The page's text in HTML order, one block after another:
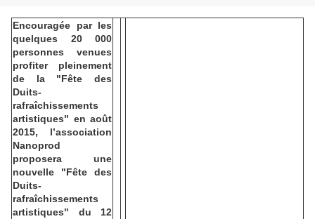
Encouragée par les
quelques 20 000
personnes venues
profiter pleinement
de la "Fête des
Duits-
rafraîchissements
artistiques" en août
2015, l’association
Nanoprod
proposera une
nouvelle "Fête des
Duits-
rafraîchissements
artistiques" du 12